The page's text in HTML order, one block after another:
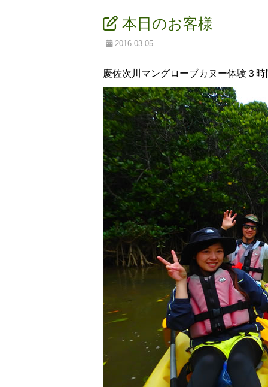
本日のお客様
2016.03.05
慶佐次川マングローブカヌー体験３時